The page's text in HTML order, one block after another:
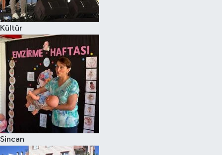
Kültür
Sincan